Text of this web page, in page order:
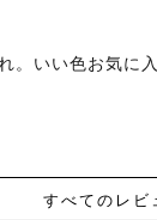
。いい色お気に
すべてのレビ